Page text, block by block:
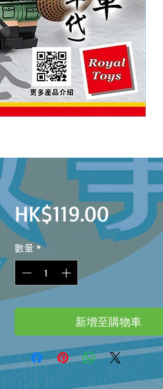
HK$119.00價
格
數量 *
新增至購物車